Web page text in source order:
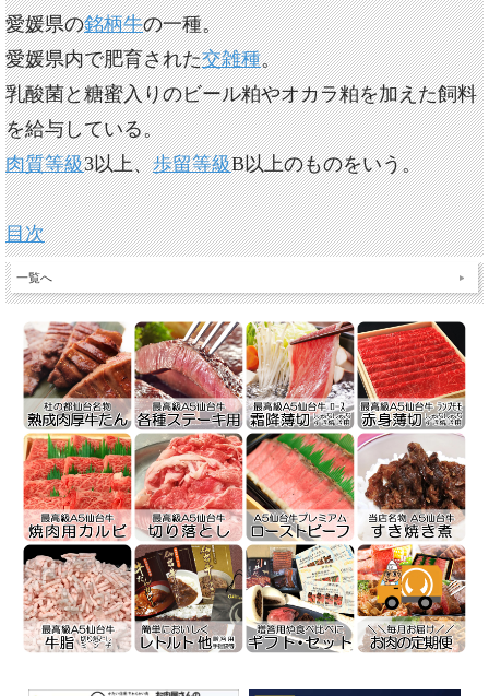
愛媛県の銘柄牛の一種。
愛媛県内で肥育された交雑種。
乳酸菌と糖蜜入りのビール粕やオカラ粕を加えた飼料
を給与している。
肉質等級3以上、歩留等級B以上のものをいう。
目次
一覧へ